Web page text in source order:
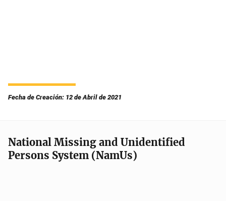
Fecha de Creación: 12 de Abril de 2021
National Missing and Unidentified
Persons System (NamUs)